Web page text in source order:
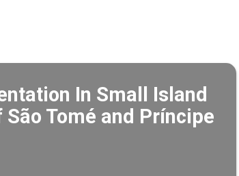
In Small Island
Tomé and Príncipe